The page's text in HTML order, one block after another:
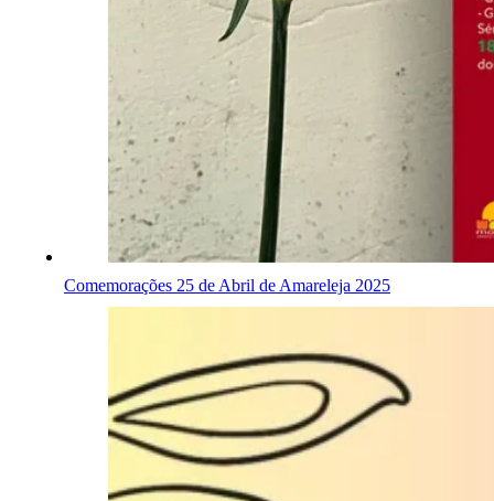
Comemorações 25 de Abril de Amareleja 2025